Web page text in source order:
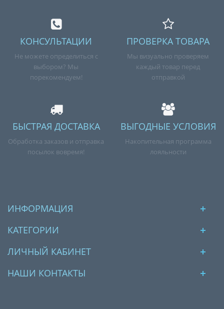
КОНСУЛЬТАЦИИ
Не можете определиться с
выбором? Мы
порекомендуем!
ПРОВЕРКА ТОВАРА
Мы визуально проверяем
каждый товар перед
отправкой
БЫСТРАЯ ДОСТАВКА
Обработка заказов и отправка
посылок вовремя!
ВЫГОДНЫЕ УСЛОВИЯ
Накопительная программа
лояльности
ИНФОРМАЦИЯ
КАТЕГОРИИ
ЛИЧНЫЙ КАБИНЕТ
НАШИ КОНТАКТЫ